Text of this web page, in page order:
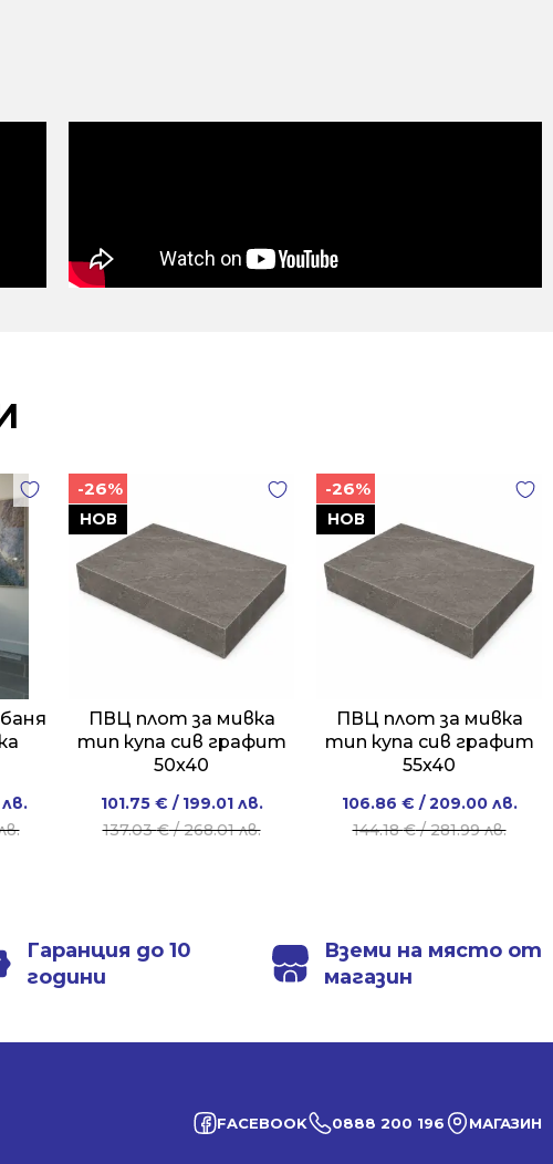
НОВ
-26%
ПВЦ плот за мивка
тип купа сив графит
50x40
137.03€/ 268.01 лв.
Original
price
101.75 € / 199.01 лв.
Current
price
НОВ
-26%
ПВЦ плот за мивка
тип купа сив графит
55x40
144.18€/ 281.99 лв.
Original
price
106.86 € / 209.00 лв.
Current
price
Гаранция до 10
години
Вземи на място от
магазин
FACEBOOK 0888 200 196 МАГАЗИН